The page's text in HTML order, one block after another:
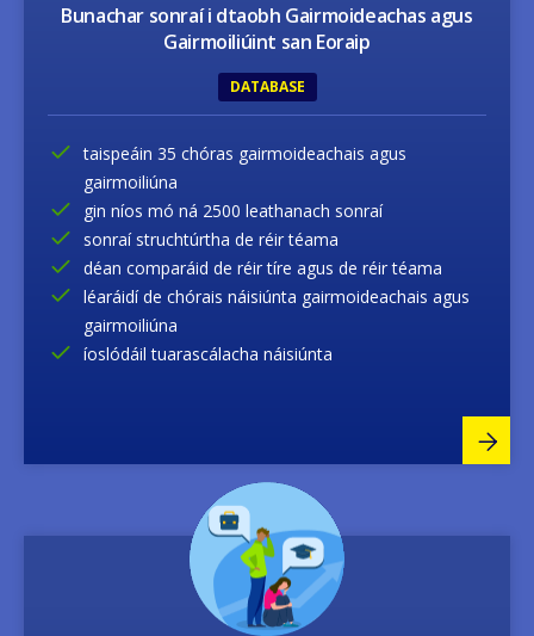
Bunachar sonraí i dtaobh Gairmoideachas agus
Gairmoiliúint san Eoraip
DATABASE
taispeáin 35 chóras gairmoideachais agus
gairmoiliúna
gin níos mó ná 2500 leathanach sonraí
sonraí struchtúrtha de réir téama
déan comparáid de réir tíre agus de réir téama
léaráidí de chórais náisiúnta gairmoideachais agus
gairmoiliúna
íoslódáil tuarascálacha náisiúnta
Image